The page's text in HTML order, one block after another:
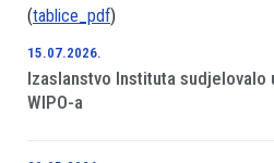
(tablice_pdf)
15.07.2026.
Izaslanstvo Instituta sudjelovalo
WIPO-a